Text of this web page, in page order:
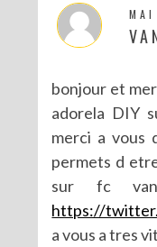
bonjour et
adorela DIY
merci a vous
permets d
sur fc
https://
a vous a tres